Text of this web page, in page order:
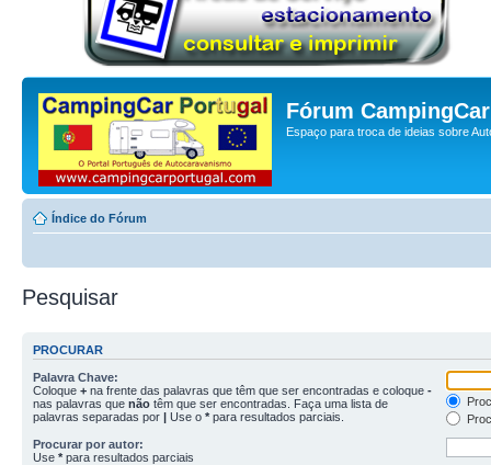
Fórum
Espaço para troca de ideias sobre
Índice do Fórum
Pesquisar
PROCURAR
Palavra Chave:
Coloque + na frente das palavras que têm que ser encontradas e coloque -
nas palavras que não têm que ser encontradas. Faça uma lista de
palavras separadas por | Use o * para resultados parciais.
Procurar por autor:
Use * para resultados parciais